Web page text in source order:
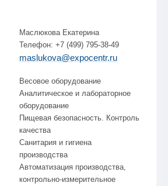
Маслюкова Екатерина
Телефон: +7 (499) 795-38-49
maslukova@expocentr.ru
Весовое оборудование
Аналитическое и лабораторное
оборудование
Пищевая безопасность. Контроль
качества
Санитария и гигиена
производства
Автоматизация производства,
контрольно-измерительное